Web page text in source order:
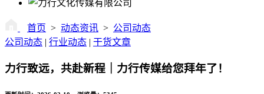
首页 > 动态资讯 > 公司动态
公司动态 | 行业动态 | 干货文章
力行致远，共赴新程｜力行传媒给您拜年了！